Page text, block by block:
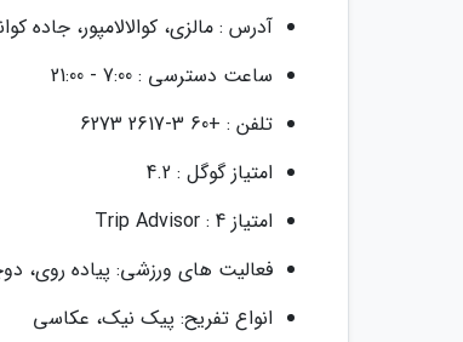
آدرس : مالزی، کوالالامپور، جاده
ساعت دسترسی : 7:00 - 21:00
تلفن : +60 3-2617 6273
امتیاز گوگل : 4.2
امتیاز Trip Advisor : 4
فعالیت های ورزشی: پیاده روی،
انواع تفریح: پیک نیک، عکاسی